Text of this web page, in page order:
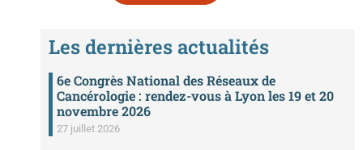
Les dernières actualités
6e Congrès National des Réseaux de
Cancérologie : rendez-vous à Lyon les 19 et 20
novembre 2026
27 juillet 2026